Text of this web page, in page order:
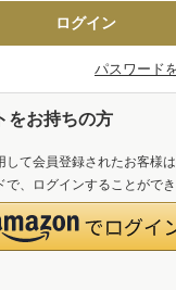
パスワード
をお持ちの方
て会員登録されたお客様は
、ログインすることができ